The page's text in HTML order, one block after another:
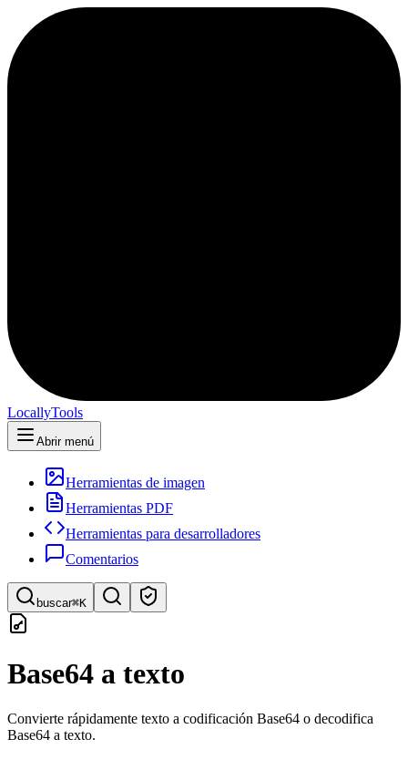
LocallyTools
Abrir menú
Herramientas de imagen
Herramientas PDF
Herramientas para desarrolladores
Comentarios
buscar⌘K
Buscar herramientas
Búsqueda rápida de herramientas
Base64 a texto
Convierte rápidamente texto a codificación Base64 o decodifica
Base64 a texto.